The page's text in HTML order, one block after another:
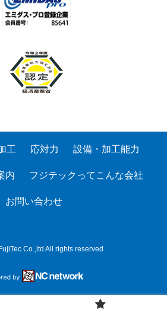
工 応対力 設備・加工能力
内 フジテックってこんな会社
お問い合わせ
Co.,ltd All rights reserved